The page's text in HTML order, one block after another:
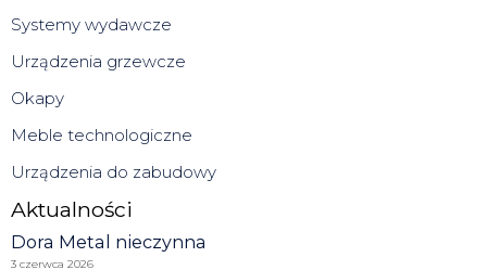
Systemy wydawcze
Urządzenia grzewcze
Okapy
Meble technologiczne
Urządzenia do zabudowy
Aktualności
Dora Metal nieczynna
3 czerwca 2026